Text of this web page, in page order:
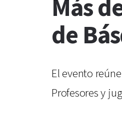
Más
de
El evento
Profesores y